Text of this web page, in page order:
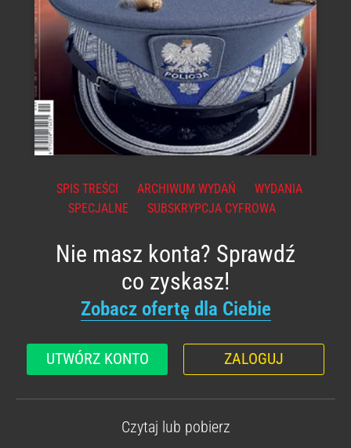
SPIS TREŚCI ARCHIWUM WYDAŃ
WYDANIA
SPECJALNE
SUBSKRYPCJA CYFROWA
Nie masz konta? Sprawdź
co zyskasz!
Zobacz ofertę dla Ciebie
UTWÓRZ KONTO ZALOGUJ
Czytaj lub pobierz